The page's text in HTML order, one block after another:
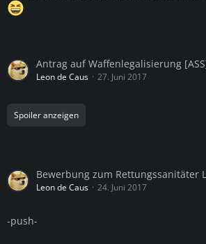
Antrag auf Waffenlegalisierung
Leon de Caus 27. Juni 2017
Spoiler anzeigen
Bewerbung zum Rettungssanitäter
Leon de Caus 24. Juni 2017
-push-